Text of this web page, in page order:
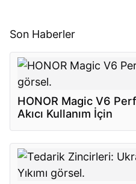
Son Haberler
HONOR Magic V6
Akıcı Kullanım İçin